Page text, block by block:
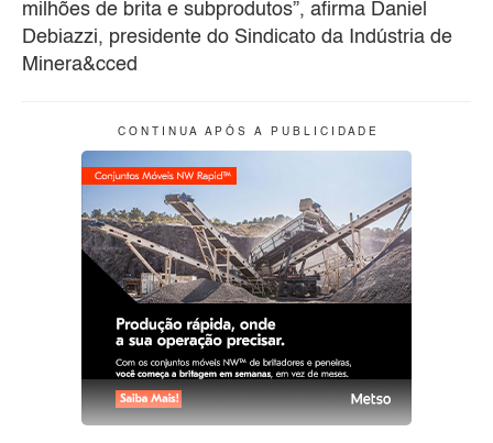
milhões de brita e subprodutos”, afirma Daniel
Debiazzi, presidente do Sindicato da Indústria de
Minera&cced
C O N T I N U A A P Ó S A P U B L I C I D A D E